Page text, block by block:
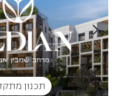
תכנון